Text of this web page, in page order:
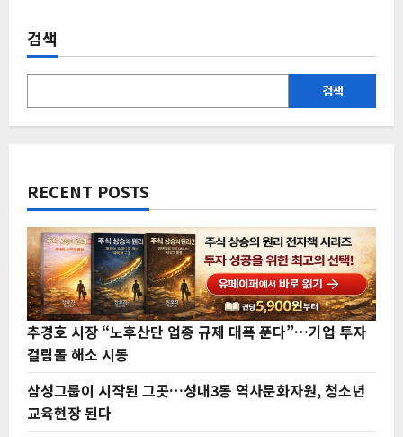
검색
검색
RECENT POSTS
추경호 시장 “노후산단 업종 규제 대폭 푼다”…기업 투자
걸림돌 해소 시동
삼성그룹이 시작된 그곳…성내3동 역사문화자원, 청소년
교육현장 된다